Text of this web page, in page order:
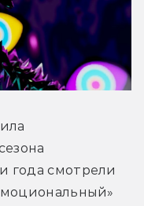
года смотрели